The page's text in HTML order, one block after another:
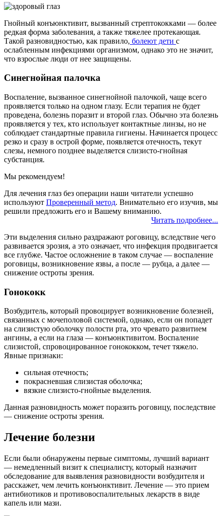
Гнойный конъюнктивит, вызванный стрептококками — более
редкая форма заболевания, а также тяжелее протекающая.
Такой разновидностью, как правило, болеют дети с
ослабленным инфекциями организмом, однако это не значит,
что взрослые люди от нее защищены.
Синегнойная палочка
Воспаление, вызванное синегнойной палочкой, чаще всего
проявляется только на одном глазу. Если терапия не будет
проведена, болезнь поразит и второй глаз. Обычно эта болезнь
проявляется у тех, кто использует контактные линзы, но не
соблюдает стандартные правила гигиены. Начинается процесс
резко и сразу в острой форме, появляется отечность, текут
слезы, немного позднее выделяется слизисто-гнойная
субстанция.
Мы рекомендуем!
Для лечения глаз без операции наши читатели успешно
используют Проверенный метод. Внимательно его изучив, мы
решили предложить его и Вашему вниманию.
Читать подробнее...
Эти выделения сильно раздражают роговицу, вследствие чего
развивается эрозия, а это означает, что инфекция продвигается
все глубже. Частое осложнение в таком случае — воспаление
роговицы, возникновение язвы, а после — рубца, а далее —
снижение остроты зрения.
Гонококк
Возбудитель, который провоцирует возникновение болезней,
связанных с мочеполовой системой, однако, если он попадет
на слизистую оболочку полости рта, это чревато развитием
ангины, а если на глаза — конъюнктивитом. Воспаление
слизистой, спровоцированное гонококком, течет тяжело.
Явные признаки:
сильная отечность;
покрасневшая слизистая оболочка;
вязкие слизисто-гнойные выделения.
Данная разновидность может поразить роговицу, последствие
— снижение остроты зрения.
Лечение болезни
Если были обнаружены первые симптомы, лучший вариант
— немедленный визит к специалисту, который назначит
обследование для выявления разновидности возбудителя и
расскажет, чем лечить конъюнктивит. Лечение — это прием
антибиотиков и противовоспалительных лекарств в виде
капель или мази.